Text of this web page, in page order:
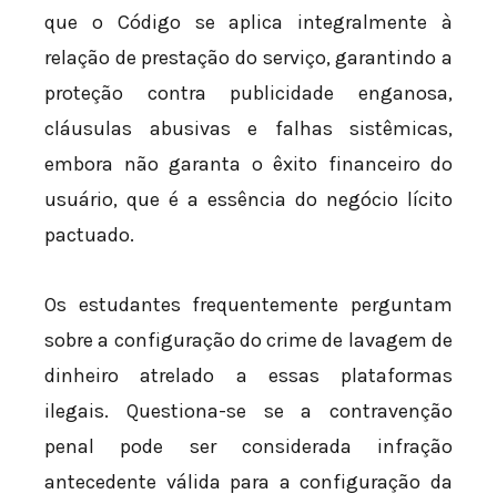
que o Código se aplica integralmente à
relação de prestação do serviço, garantindo a
proteção contra publicidade enganosa,
cláusulas abusivas e falhas sistêmicas,
embora não garanta o êxito financeiro do
usuário, que é a essência do negócio lícito
pactuado.
Os estudantes frequentemente perguntam
sobre a configuração do crime de lavagem de
dinheiro atrelado a essas plataformas
ilegais. Questiona-se se a contravenção
penal pode ser considerada infração
antecedente válida para a configuração da